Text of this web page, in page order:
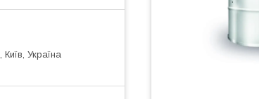
Київ, Україна